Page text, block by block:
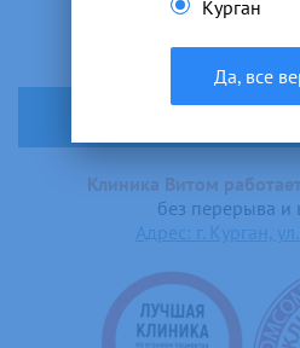
Клиника Витом
без перерыва
Адрес: г. Курган,
Курган
Да, все